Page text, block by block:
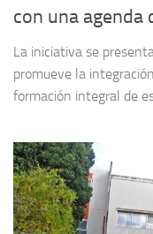
con una
La iniciativa se
promueve la
formación integral de